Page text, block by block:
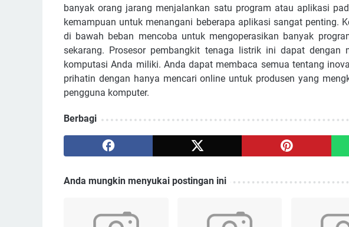
banyak orang jarang menjalankan satu program atau aplikasi
kemampuan untuk menangani beberapa aplikasi sangat penting.
di bawah beban mencoba untuk mengoperasikan banyak
sekarang. Prosesor pembangkit tenaga listrik ini dapat dengan
komputasi Anda miliki. Anda dapat membaca semua tentang
prihatin dengan hanya mencari online untuk produsen yang
pengguna komputer.
Berbagi
Anda mungkin menyukai postingan ini